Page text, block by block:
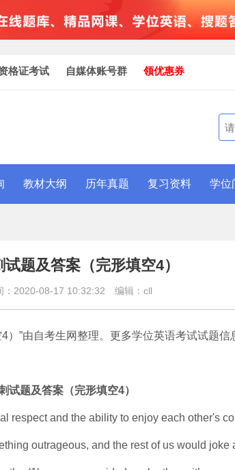
格证考试 自媒体账号群 领优惠券
教材大纲 历年真题 复习资料 学位
题及答案（完形填空4）
：2020-08-17 10:32:32 编辑：cll
）”由自考生网整理。更多学位英语考试试题信
试题及答案（完形填空4）
respect and the ability to enjoy each other's
outrageous, and the rest of us would joke